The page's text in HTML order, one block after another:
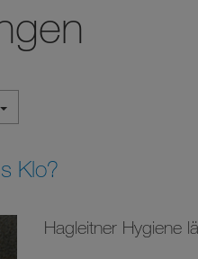
Klo?
Hagleitner Hygiene